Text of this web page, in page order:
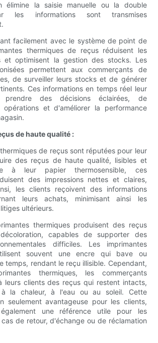
élimine la saisie manuelle ou la double
les informations sont transmises
facilement avec le système de point de
thermiques de reçus réduisent les
et optimisent la gestion des stocks. Les
permettent aux commerçants de
de surveiller leurs stocks et de générer
Ces informations en temps réel leur
prendre des décisions éclairées, de
opérations et d'améliorer la performance
de haute qualité :
de reçus sont réputées pour leur
des reçus de haute qualité, lisibles et
à leur papier thermosensible, ces
des impressions nettes et claires,
les clients reçoivent des informations
leurs achats, minimisant ainsi les
ultérieurs.
thermiques produisent des reçus
capables de supporter des
difficiles. Les imprimantes
souvent une encre qui bave ou
temps, rendant le reçu illisible. Cependant,
thermiques, les commerçants
leurs clients des reçus qui restent intacts,
à la chaleur, à l'eau ou au soleil. Cette
seulement avantageuse pour les clients,
une référence utile pour les
de retour, d'échange ou de réclamation